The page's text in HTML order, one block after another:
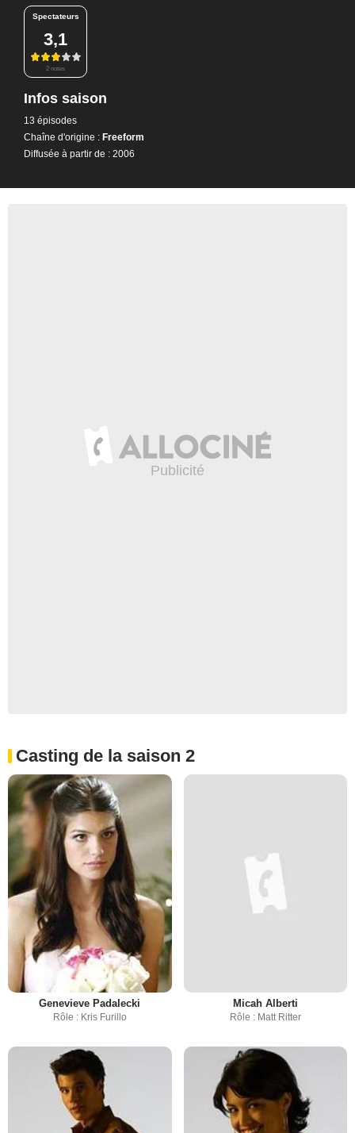
Spectateurs
3,1
2 notes
Infos saison
13 épisodes
Chaîne d'origine : Freeform
Diffusée à partir de : 2006
Casting de la saison 2
Genevieve Padalecki
Rôle : Kris Furillo
Micah Alberti
Rôle : Matt Ritter